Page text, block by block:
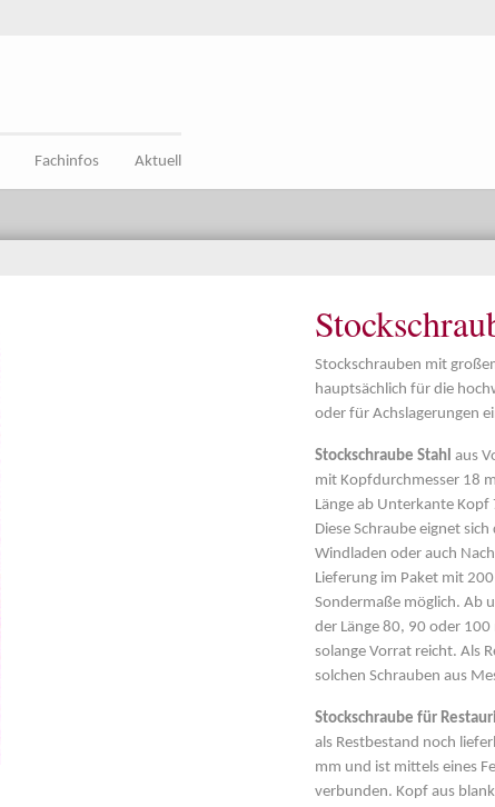
Fachinfos Aktuell
Stockschrauben mit
hauptsächlich für die
oder für Achslagerungen
Stockschraube Stahl aus
mit Kopfdurchmesser 18
Länge ab Unterkante Kopf
Diese Schraube eignet
Windladen oder auch
Lieferung im Paket mit
Sondermaße möglich. Ab
der Länge 80, 90 oder
solange Vorrat reicht. Als
solchen Schrauben aus
Stockschraube für
als Restbestand noch
mm und ist mittels eines
verbunden. Kopf aus